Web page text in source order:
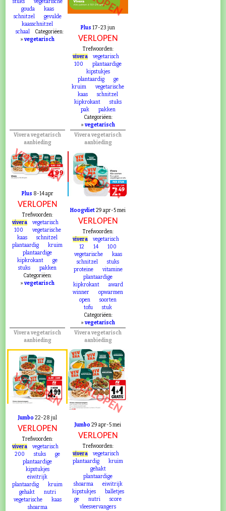
stuks
vegetarische
gouda
kaas
schnitzel
gevulde
kaasschnitzel
schaal
Categoriëen:
»vegetarisch
Plus 17-23 jun
VERLOPEN
Trefwoorden:
vivera
vegetarisch
100
plantaardige
kipstukjes
plantaardig
ge
kruim
vegetarische
kaas
schnitzel
kipkrokant
stuks
pak
pakken
Categoriëen:
»vegetarisch
Vivera vegetarisch
aanbieding
VERLOPEN
Plus 8-14 apr
VERLOPEN
Trefwoorden:
vivera
vegetarisch
100
vegetarische
kaas
schnitzel
plantaardig
kruim
plantaardige
kipkrokant
ge
stuks
pakken
Categoriëen:
»vegetarisch
Vivera vegetarisch
aanbieding
VERLOPEN
Hoogvliet29 apr-5 mei
VERLOPEN
Trefwoorden:
vivera
vegetarisch
12
14
100
vegetarische
kaas
schnitzel
stuks
proteine
vitamine
plantaardige
kipkrokant
award
winner
opwarmen
open
soorten
tofu
stuk
Categoriëen:
»vegetarisch
Vivera vegetarisch
aanbieding
VERLOPEN
Jumbo 22-28 jul
VERLOPEN
Trefwoorden:
vivera
vegetarisch
200
stuks
ge
plantaardige
kipstukjes
eiwitrijk
plantaardig
kruim
gehakt
nutri
vegetarische
kaas
shoarma
Vivera vegetarisch
aanbieding
VERLOPEN
Jumbo 29 apr-5 mei
VERLOPEN
Trefwoorden:
vivera
vegetarisch
plantaardig
kruim
gehakt
plantaardige
shoarma
eiwitrijk
kipstukjes
balletjes
ge
nutri
score
vleesvervangers